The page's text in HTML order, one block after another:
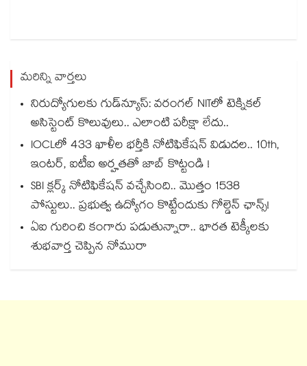
మరిన్ని వార్తలు
నిరుద్యోగులకు గుడ్‌న్యూస్: వరంగల్ NITలో టెక్నికల్
అసిస్టెంట్ కొలువులు.. ఎలాంటి పరీక్షా లేదు..
IOCLలో 433 ఖాళీల భర్తీకి నోటిఫికేషన్ విడుదల.. 10th,
ఇంటర్, ఐటీఐ అర్హతతో జాబ్ కొట్టండి !
SBI క్లర్క్ నోటిఫికేషన్ వచ్చేసింది.. మొత్తం 1538
పోస్టులు.. ప్రభుత్వ ఉద్యోగం కొట్టేందుకు గోల్డెన్ ఛాన్స్!
ఏఐ గురించి కంగారు పడుతున్నారా.. భారత టెక్కీలకు
శుభవార్త చెప్పిన నోమురా